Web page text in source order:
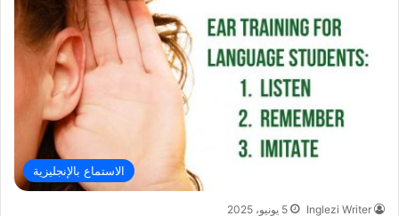
الاستماع بالإنجليزية
Inglezi Writer 5 يونيو، 2025